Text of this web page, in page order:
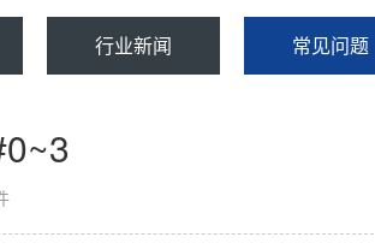
行业新闻 常见问题